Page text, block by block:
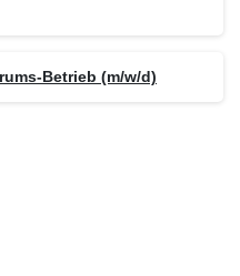
Betrieb (m/w/d)